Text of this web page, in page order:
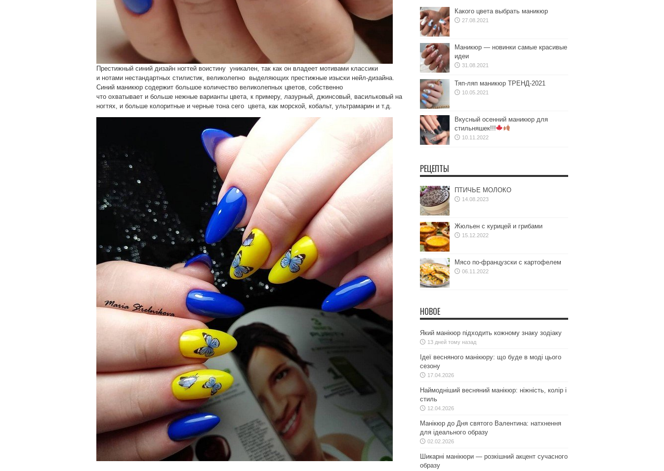
Престижный синий дизайн ногтей воистину уникален, так как он владеет мотивами классики
и нотами нестандартных стилистик, великолепно выделяющих престижные изыски нейл-дизайна.
Синий маникюр содержит большое количество великолепных цветов, собственно
что охватывает и больше нежные варианты цвета, к примеру, лазурный, джинсовый, васильковый на
ногтях, и больше колоритные и черные тона сего цвета, как морской, кобальт, ультрамарин и т.д.
Какого цвета выбрать маникюр
27.08.2021
Маникюр — новинки самые красивые
идеи
31.08.2021
Тяп-ляп маникюр ТРЕНД-2021
10.05.2021
Вкусный осенний маникюр для
стильняшек!!!
10.11.2022
РЕЦЕПТЫ
ПТИЧЬЕ МОЛОКО
14.08.2023
Жюльен с курицей и грибами
15.12.2022
Мясо по-французски с картофелем
06.11.2022
НОВОЕ
Який манікюр підходить кожному знаку зодіаку
13 дней тому назад
Ідеї весняного манікюру: що буде в моді цього
сезону
17.04.2026
Наймодніший весняний манікюр: ніжність, колір і
стиль
12.04.2026
Манікюр до Дня святого Валентина: натхнення
для ідеального образу
02.02.2026
Шикарні манікюри — розкішний акцент сучасного
образу